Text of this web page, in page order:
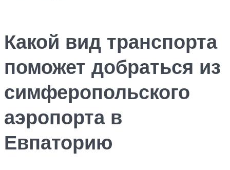
Какой вид транспорта
поможет добраться из
симферопольского
аэропорта в
Евпаторию